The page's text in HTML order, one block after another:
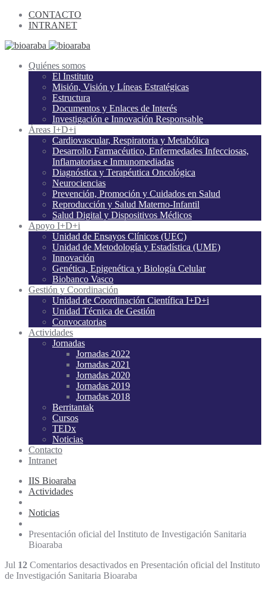
CONTACTO
INTRANET
Quiénes somos
El Instituto
Misión, Visión y Líneas Estratégicas
Estructura
Documentos y Enlaces de Interés
Investigación e Innovación Responsable
Áreas I+D+i
Cardiovascular, Respiratoria y Metabólica
Desarrollo Farmacéutico, Enfermedades Infecciosas,
Inflamatorias e Inmunomediadas
Diagnóstica y Terapéutica Oncológica
Neurociencias
Prevención, Promoción y Cuidados en Salud
Reproducción y Salud Materno-Infantil
Salud Digital y Dispositivos Médicos
Apoyo I+D+i
Unidad de Ensayos Clínicos (UEC)
Unidad de Metodología y Estadística (UME)
Innovación
Genética, Epigenética y Biología Celular
Biobanco Vasco
Gestión y Coordinación
Unidad de Coordinación Científica I+D+i
Unidad Técnica de Gestión
Convocatorias
Actividades
Jornadas
Jornadas 2022
Jornadas 2021
Jornadas 2020
Jornadas 2019
Jornadas 2018
Berritantak
Cursos
TEDx
Noticias
Contacto
Intranet
IIS Bioaraba
Actividades
Noticias
Presentación oficial del Instituto de Investigación Sanitaria
Bioaraba
Jul 12 Comentarios desactivados en Presentación oficial del Instituto
de Investigación Sanitaria Bioaraba